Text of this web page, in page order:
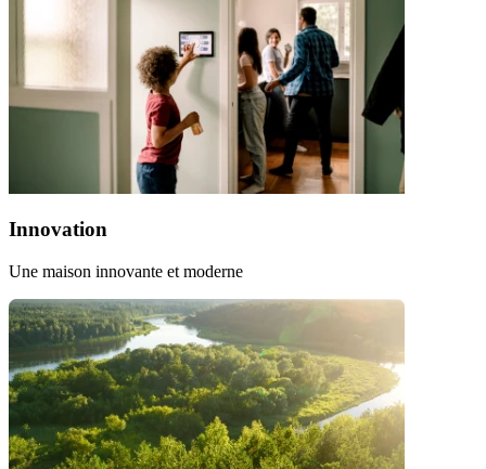
Innovation
Une maison innovante et moderne